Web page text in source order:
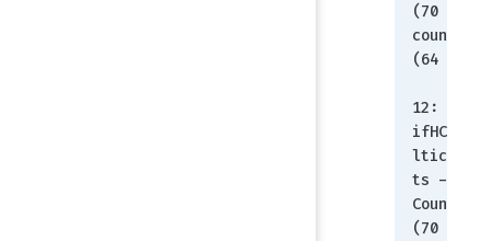
(70 -
counter
(64 bit))
12:
ifHCOutMu
lticastPk
ts -
Counter64
(70 -